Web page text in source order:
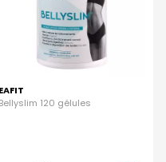
EAFIT
Bellyslim 120 gélules